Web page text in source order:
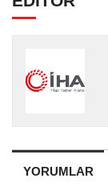
YORUMLAR